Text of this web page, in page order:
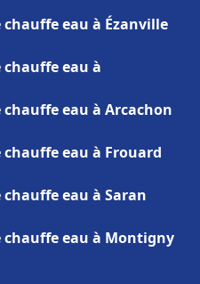
eau à Ézanville
eau à
eau à Arcachon
eau à Frouard
eau à Saran
eau à Montigny